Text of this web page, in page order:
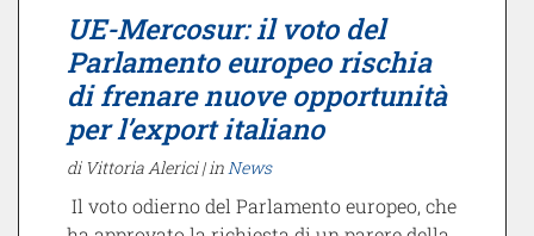
UE-Mercosur: il voto del
Parlamento europeo rischia
di frenare nuove opportunità
per l’export italiano
di Vittoria Alerici |inNews
Il voto odierno del Parlamento europeo, che